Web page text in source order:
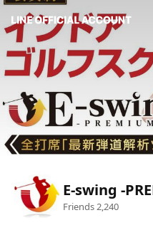
E-swing -
Friends2,240